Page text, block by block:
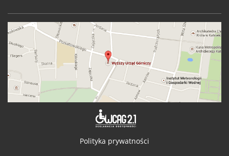
Polityka prywatności